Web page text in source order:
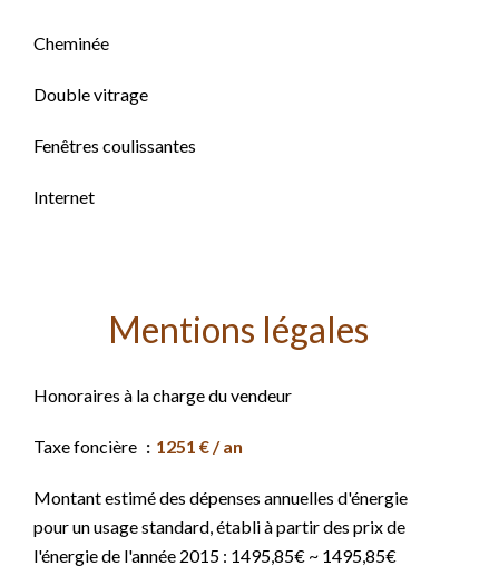
Cheminée
Double vitrage
Fenêtres coulissantes
Internet
Mentions légales
Honoraires à la charge du vendeur
Taxe foncière 1251 € / an
Montant estimé des dépenses annuelles d'énergie
pour un usage standard, établi à partir des prix de
l'énergie de l'année 2015 : 1495,85€ ~ 1495,85€